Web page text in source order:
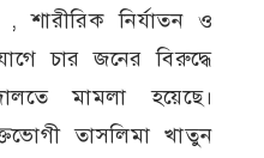
শারীরিক নির্যাতন ও
চার জনের বিরুদ্ধে
মামলা হয়েছে।
তাসলিমা খাতুন